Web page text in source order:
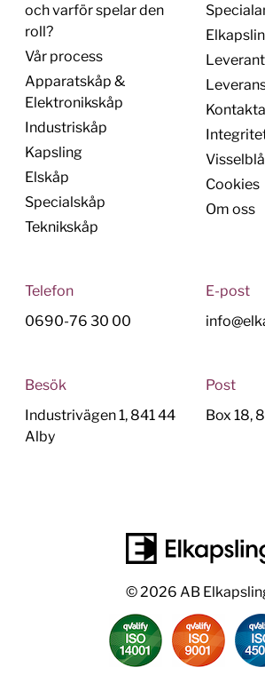
och varför spelar den
roll?
Vår process
Apparatskåp &
Elektronikskåp
Industriskåp
Kapsling
Elskåp
Specialskåp
Teknikskåp
Cookies
Om oss
Telefon
0690-76 30 00
E-post
Besök
Industrivägen 1, 841 44
Alby
Post
Box 18,
© 2026 AB